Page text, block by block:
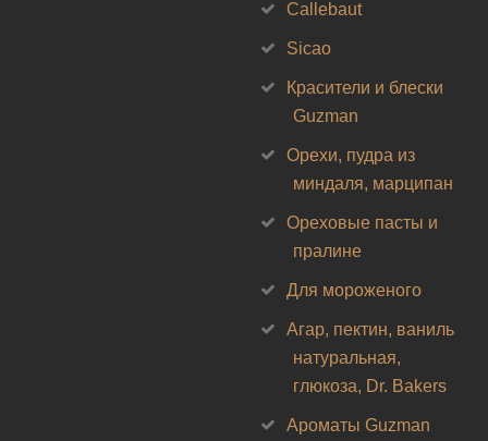
Callebaut
Sicao
Красители и блески
Guzman
Орехи, пудра из
миндаля, марципан
Ореховые пасты и
пралине
Для мороженого
Агар, пектин, ваниль
натуральная,
глюкоза, Dr. Bakers
Ароматы Guzman